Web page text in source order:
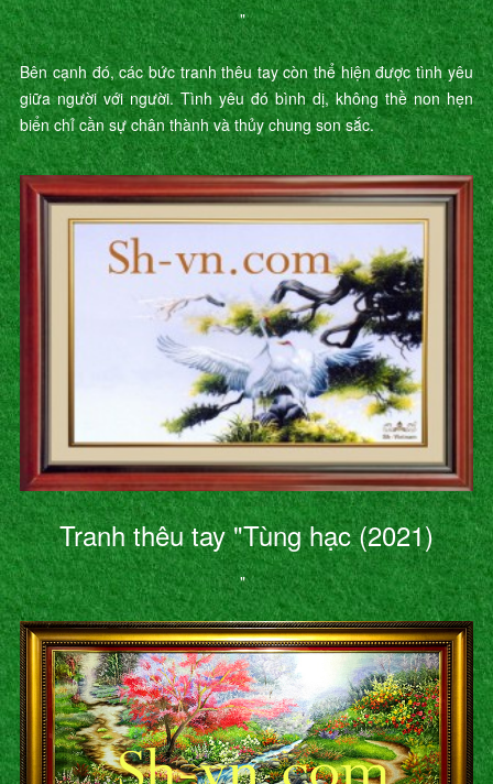
"
Bên cạnh đó, các bức tranh thêu tay còn thể hiện được tình yêu
giữa người với người. Tình yêu đó bình dị, không thề non hẹn
biển chỉ cần sự chân thành và thủy chung son sắc.
Tranh thêu tay "Tùng hạc (2021)
"